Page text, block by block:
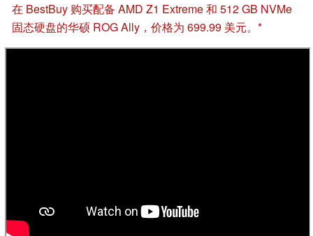
在 BestBuy 购买配备 AMD Z1 Extreme 和 512 GB NVMe
固态硬盘的华硕 ROG Ally，价格为 699.99 美元。